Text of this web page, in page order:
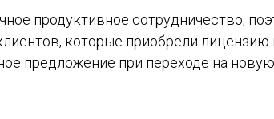
продуктивное сотрудничество,
которые приобрели лицензию
предложение при переходе на